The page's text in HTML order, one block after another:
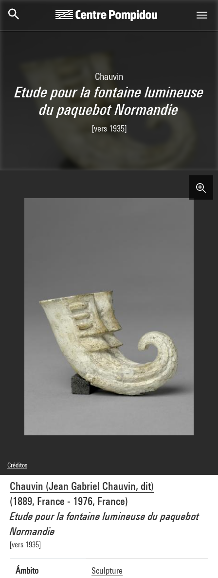
Chauvin
Etude pour la fontaine lumineuse
du paquebot Normandie
[vers 1935]
Chauvin (Jean Gabriel Chauvin, dit)
(1889, France - 1976, France)
Etude pour la fontaine lumineuse du paquebot
Normandie
[vers 1935]
Ámbito Sculpture
Créditos
© Chauvin
Créditos fotográficos : Centre Pompidou, MNAM-CCI/Bertrand Prévost/Dist.
GrandPalaisRmn
Referencia de la imagen : 4N62487
Difusión de la imagen : GrandPalaisRmnPhoto